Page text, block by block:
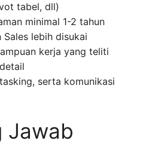
tabel, dll)
minimal 1-2 tahun
Sales lebih disukai
kerja yang teliti
serta komunikasi
Jawab